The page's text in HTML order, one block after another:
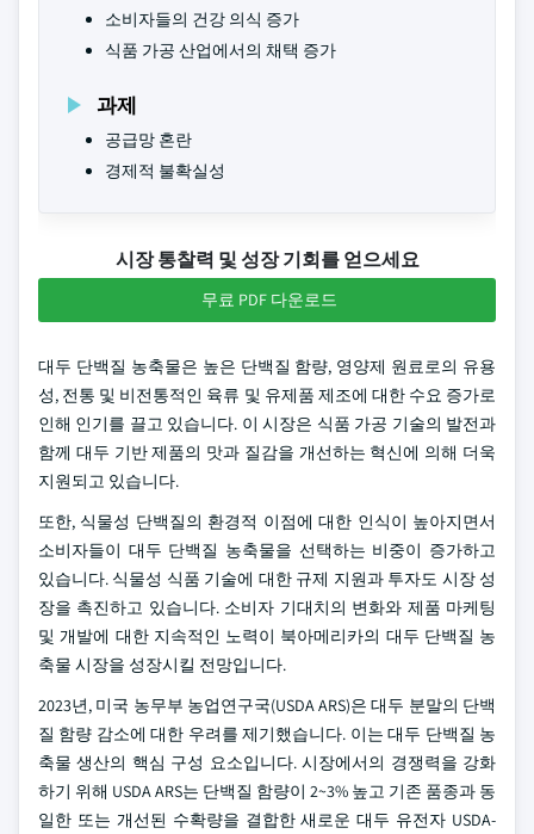
소비자들의 건강 의식 증가
식품 가공 산업에서의 채택 증가
과제
공급망 혼란
경제적 불확실성
시장 통찰력 및 성장 기회를 얻으세요
무료 PDF 다운로드
대두 단백질 농축물은 높은 단백질 함량, 영양제 원료로의 유용
성, 전통 및 비전통적인 육류 및 유제품 제조에 대한 수요 증가로
인해 인기를 끌고 있습니다. 이 시장은 식품 가공 기술의 발전과
함께 대두 기반 제품의 맛과 질감을 개선하는 혁신에 의해 더욱
지원되고 있습니다.
또한, 식물성 단백질의 환경적 이점에 대한 인식이 높아지면서
소비자들이 대두 단백질 농축물을 선택하는 비중이 증가하고
있습니다. 식물성 식품 기술에 대한 규제 지원과 투자도 시장 성
장을 촉진하고 있습니다. 소비자 기대치의 변화와 제품 마케팅
및 개발에 대한 지속적인 노력이 북아메리카의 대두 단백질 농
축물 시장을 성장시킬 전망입니다.
2023년, 미국 농무부 농업연구국(USDA ARS)은 대두 분말의 단백
질 함량 감소에 대한 우려를 제기했습니다. 이는 대두 단백질 농
축물 생산의 핵심 구성 요소입니다. 시장에서의 경쟁력을 강화
하기 위해 USDA ARS는 단백질 함량이 2~3% 높고 기존 품종과 동
일한 또는 개선된 수확량을 결합한 새로운 대두 유전자 USDA-